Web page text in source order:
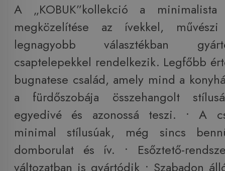
A „KOBUK”kollekció a
megközelítése az ívekkel,
legnagyobb választékban
csaptelepekkel rendelkezik. Legfőbb
bugnatese család, amely mind a
a fürdőszobája összehangolt
egyedivé és azonossá teszi. • A
minimal stílusúak, még sincs
domborulat és ív. • Esőztető-
változatban is gyártódik • Szabadon